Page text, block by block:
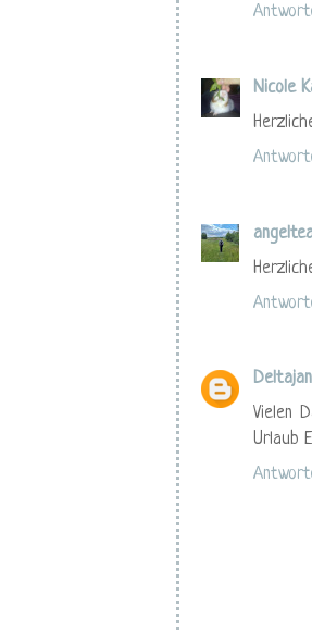
Nicole
Vielen
Urlaub